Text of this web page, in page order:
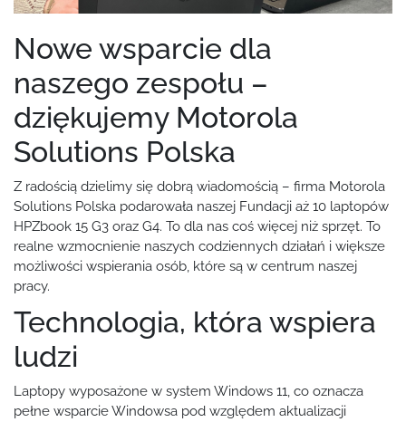
Nowe wsparcie dla
naszego zespołu –
dziękujemy Motorola
Solutions Polska
Z radością dzielimy się dobrą wiadomością – firma Motorola
Solutions Polska podarowała naszej Fundacji aż 10 laptopów
HPZbook 15 G3 oraz G4. To dla nas coś więcej niż sprzęt. To
realne wzmocnienie naszych codziennych działań i większe
możliwości wspierania osób, które są w centrum naszej
pracy.
Technologia, która wspiera
ludzi
Laptopy wyposażone w system Windows 11, co oznacza
pełne wsparcie Windowsa pod względem aktualizacji